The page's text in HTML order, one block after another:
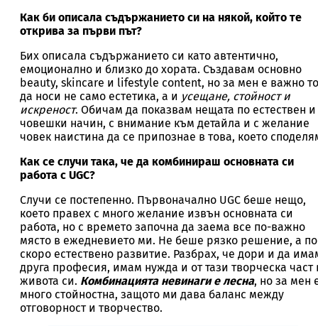
Как би описала съдържанието си на някой, който те
открива за първи път?
Бих описала съдържанието си като автентично,
емоционално и близко до хората. Създавам основно
beauty, skincare и lifestyle content, но за мен е важно то
да носи не само естетика, а и усещане, стойност и
искреност. Обичам да показвам нещата по естествен и
човешки начин, с внимание към детайла и с желание
човек наистина да се припознае в това, което
Как се случи така, че да комбинираш основната си
работа с UGC?
Случи се постепенно. Първоначално UGC беше нещо,
което правех с много желание извън основната си
работа, но с времето започна да заема все по-важно
място в ежедневието ми. Не беше рязко решение, а
скоро естествено развитие. Разбрах, че дори и да
друга професия, имам нужда и от тази творческа част
живота си. Комбинацията невинаги е лесна, но за мен
много стойностна, защото ми дава баланс между
отговорност и творчество.